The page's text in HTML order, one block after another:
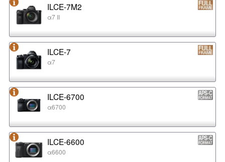
ILCE-7M2
α7 II
ILCE-7
α7
ILCE-6700
α6700
ILCE-6600
α6600